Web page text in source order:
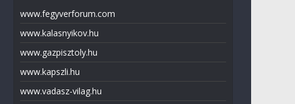
www.fegyverforum.com
www.kalasnyikov.hu
www.gazpisztoly.hu
www.kapszli.hu
www.vadasz-vilag.hu